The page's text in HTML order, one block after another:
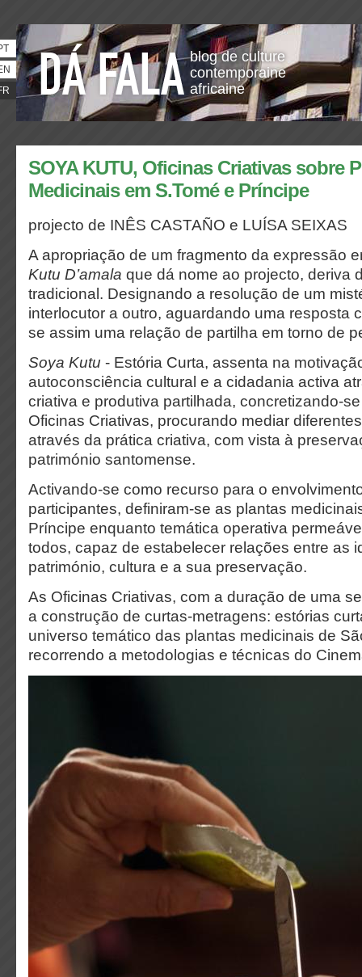
blog de culture
contemporaine
africaine
SOYA KUTU, Oficinas Criativas sobre
Medicinais em S.Tomé e Príncipe
projecto de INÊS CASTAÑO e LUÍSA SEIXAS
A apropriação de um fragmento da expressão
Kutu D’amala que dá nome ao projecto, deriva
tradicional. Designando a resolução de um
interlocutor a outro, aguardando uma resposta
se assim uma relação de partilha em torno de
Soya Kutu - Estória Curta, assenta na
autoconsciência cultural e a cidadania activa
criativa e produtiva partilhada, concretizando-
Oficinas Criativas, procurando mediar
através da prática criativa, com vista à
património santomense.
Activando-se como recurso para o
participantes, definiram-se as plantas
Príncipe enquanto temática operativa
todos, capaz de estabelecer relações entre as
património, cultura e a sua preservação.
As Oficinas Criativas, com a duração de uma
a construção de curtas-metragens: estórias
universo temático das plantas medicinais de
recorrendo a metodologias e técnicas do